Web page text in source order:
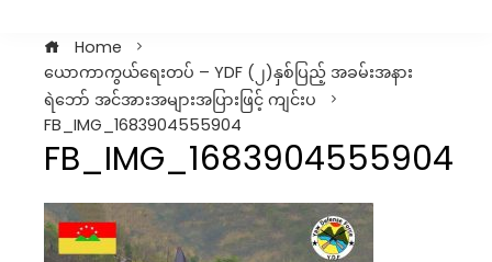
Home
ယောကာကွယ်ရေးတပ် – YDF (၂)နှစ်ပြည့် အခမ်းအနား
ရဲ‌ဘော် အင်အားအများအပြားဖြင့် ကျင်းပ
FB_IMG_1683904555904
FB_IMG_1683904555904